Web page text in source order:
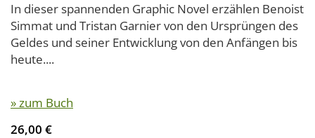
In dieser spannenden Graphic Novel erzählen Benoist
Simmat und Tristan Garnier von den Ursprüngen des
Geldes und seiner Entwicklung von den Anfängen bis
heute....
» zum Buch
26,00 €